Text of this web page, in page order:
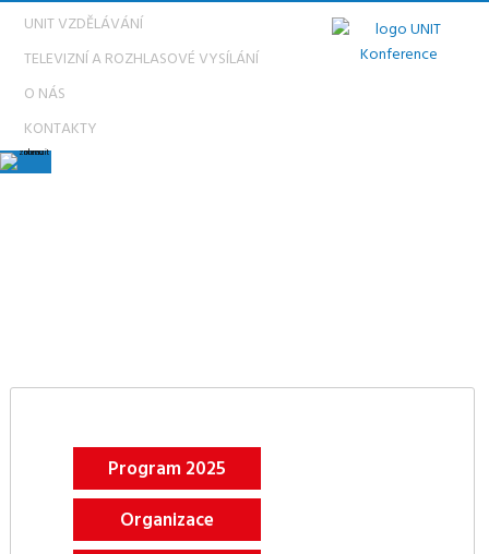
UNIT VZDĚLÁVÁNÍ
TELEVIZNÍ A ROZHLASOVÉ VYSÍLÁNÍ
O NÁS
KONTAKTY
Program 2025
Organizace